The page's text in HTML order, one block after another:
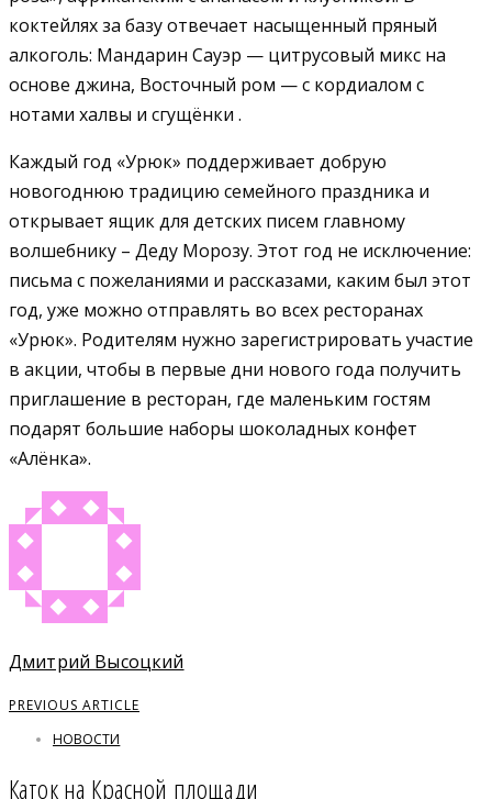
коктейлях за базу отвечает насыщенный пряный
алкоголь: Мандарин Сауэр — цитрусовый микс на
основе джина, Восточный ром — с кордиалом с
нотами халвы и сгущёнки .
Каждый год «Урюк» поддерживает добрую
новогоднюю традицию семейного праздника и
открывает ящик для детских писем главному
волшебнику – Деду Морозу. Этот год не исключение:
письма с пожеланиями и рассказами, каким был этот
год, уже можно отправлять во всех ресторанах
«Урюк». Родителям нужно зарегистрировать участие
в акции, чтобы в первые дни нового года получить
приглашение в ресторан, где маленьким гостям
подарят большие наборы шоколадных конфет
«Алёнка».
Дмитрий Высоцкий
PREVIOUS ARTICLE
НОВОСТИ
Каток на Красной площади